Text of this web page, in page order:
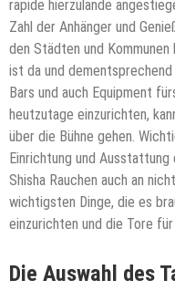
rapide hierzulande
Zahl der Anhänger und
den Städten und
ist da und
Bars und auch Equipment
heutzutage einzurichten,
über die Bühne gehen.
Einrichtung und
Shisha Rauchen auch an
wichtigsten Dinge, die es
einzurichten und die Tore
Die Auswahl des